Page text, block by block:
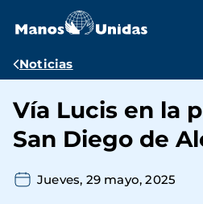
contenido
Ruta
navegación
Noticias
Vía Lucis en la
San Diego de
Jueves, 29 mayo, 2025